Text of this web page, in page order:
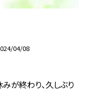
04/08
が終わり、久しぶり